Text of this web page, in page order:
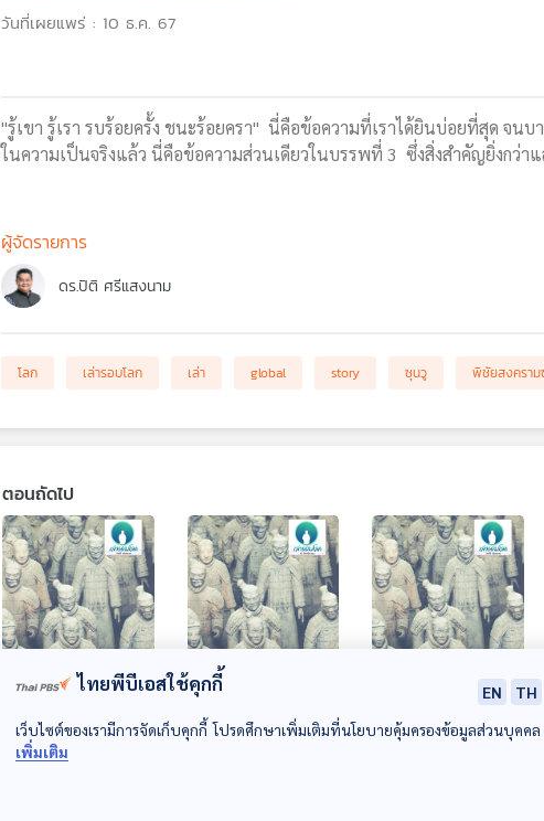
วันที่เผยแพร่ : 10 ธ.ค. 67
"รู้เขา รู้เรา รบร้อยครั้ง ชนะร้อยครา" นี่คือข้อความที่เราได้ยินบ่อยที่สุด จน
ในความเป็นจริงแล้ว นี่คือข้อความส่วนเดียวในบรรพที่ 3 ซึ่งสิ่งสำคัญยิ่งกว่
ผู้จัดรายการ
ดร.ปิติ ศรีแสงนาม
โลก เล่ารอบโลก เล่า global story ซุนวู พิชัยสงคราม
ตอนถัดไป
EP. 167: พิชัยสง
ครามซุนวู ตอนที่ 3
เล่ารอบโลก
EP. 168: พิชัยสง
ครามซุนวู ตอนที่ 4
เล่ารอบโลก
EP. 169: สงครามซุน
วู ตอนจบ
เล่ารอบโลก
ไทยพีบีเอสใช้คุกกี้ EN
TH
เว็บไซต์ของเรามีการจัดเก็บคุกกี้ โปรดศึกษาเพิ่มเติมที่นโยบายคุ้มครองข้อมูลส่วนบุคคล
เพิ่มเติม